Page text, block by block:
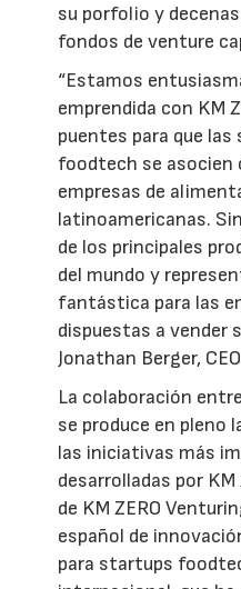
su porfolio y
fondos de venture
“Estamos
emprendida con KM
puentes para que
foodtech se asocien
empresas de
latinoamericanas.
de los principales
del mundo y
fantástica para las
dispuestas a vender
Jonathan Berger,
La colaboración
se produce en pleno
las iniciativas más
desarrolladas por
de KM ZERO
español de
para startups